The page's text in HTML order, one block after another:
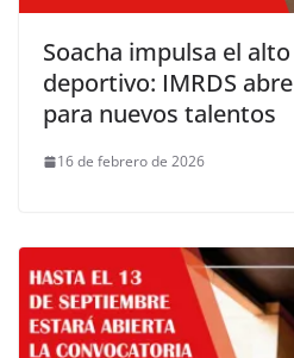
Soacha impulsa el
deportivo: IMRDS
para nuevos talentos
16 de febrero de 2026